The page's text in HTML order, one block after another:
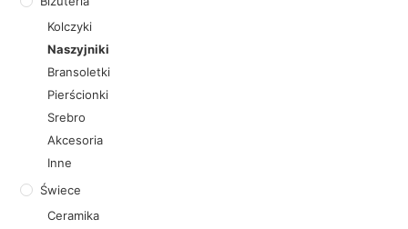
Kolczyki
Naszyjniki
Bransoletki
Pierścionki
Srebro
Akcesoria
Inne
Świece
Ceramika